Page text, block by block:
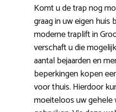
Komt u de trap nog
graag in uw eigen huis
moderne traplift in
verschaft u die
aantal bejaarden en
beperkingen kopen
voor thuis. Hierdoor
moeiteloos uw gehele